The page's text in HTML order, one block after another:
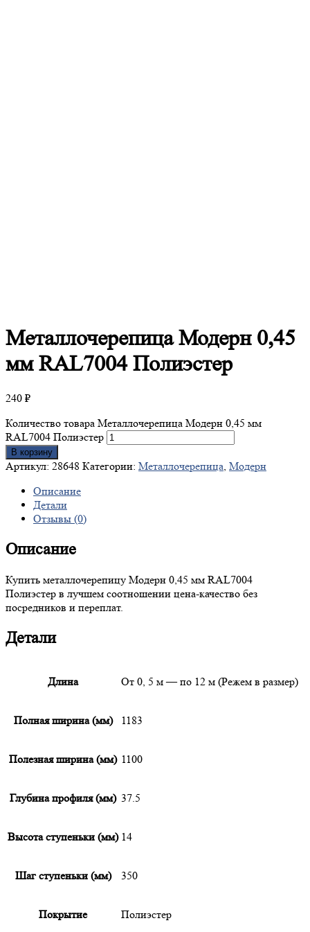
МеталлочерепицаМодерн 0,45
мм RAL7004 Полиэстер
240 ₽
Количество товара Металлочерепица Модерн 0,45 мм
RAL7004 Полиэстер
В корзину
Артикул: 28648 Категории: Металлочерепица, Модерн
Описание
Детали
Отзывы (0)
Описание
Купить металлочерепицу Модерн 0,45 мм RAL7004
Полиэстер в лучшем соотношении цена-качество без
посредников и переплат.
Детали
Длина От 0, 5 м — по 12 м (Режем в размер)
Полная ширина (мм) 1183
Полезная ширина (мм) 1100
Глубина профиля (мм) 37.5
Высота ступеньки (мм) 14
Шаг ступеньки (мм) 350
Покрытие Полиэстер